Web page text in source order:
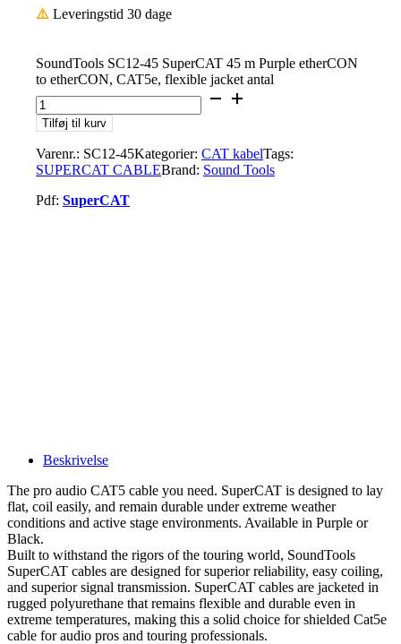
⚠️ Leveringstid 30 dage
SoundTools SC12-45 SuperCAT 45 m Purple etherCON
to etherCON, CAT5e, flexible jacket antal
Tilføj til kurv
Varenr.: SC12-45Kategorier: CAT kabelTags:
SUPERCAT CABLEBrand: Sound Tools
Pdf: SuperCAT
Beskrivelse
The pro audio CAT5 cable you need. SuperCAT is designed to lay
flat, coil easily, and remain durable under extreme weather
conditions and active stage environments. Available in Purple or
Black.
Built to withstand the rigors of the touring world, SoundTools
SuperCAT cables are designed for superior reliability, easy coiling,
and superior signal transmission. SuperCAT cables are jacketed in
rugged polyurethane that remains flexible and durable even in
extreme temperatures, making this a solid choice for shielded Cat5e
cable for audio pros and touring professionals.